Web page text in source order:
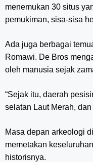
menemukan 30 situs
pemukiman, sisa-sisa
Ada juga berbagai
Romawi. De Bros
oleh manusia sejak
“Sejak itu, daerah
selatan Laut Merah,
Masa depan arkeologi
memetakan
historisnya.